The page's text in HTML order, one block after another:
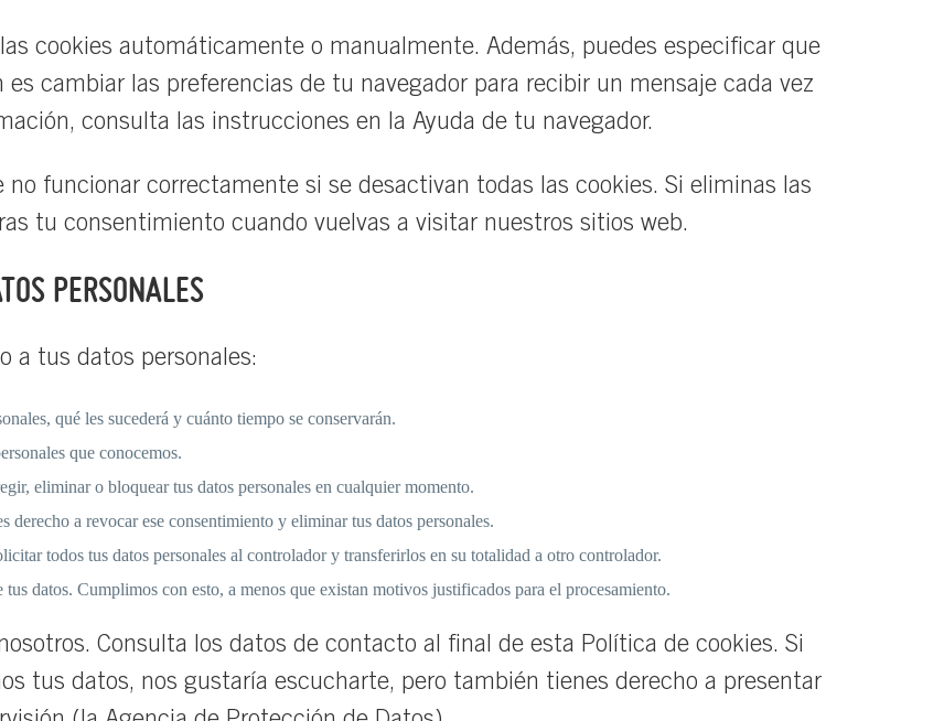
cookies automáticamente o manualmente. Además, puedes especificar que
cambiar las preferencias de tu navegador para recibir un mensaje cada vez
consulta las instrucciones en la Ayuda de tu navegador.
funcionar correctamente si se desactivan todas las cookies. Si eliminas las
tu consentimiento cuando vuelvas a visitar nuestros sitios web.
PERSONALES
a tus datos personales:
qué les sucederá y cuánto tiempo se conservarán.
que conocemos.
eliminar o bloquear tus datos personales en cualquier momento.
derecho a revocar ese consentimiento y eliminar tus datos personales.
todos tus datos personales al controlador y transferirlos en su totalidad a otro controlador.
datos. Cumplimos con esto, a menos que existan motivos justificados para el procesamiento.
Consulta los datos de contacto al final de esta Política de cookies. Si
tus datos, nos gustaría escucharte, pero también tienes derecho a presentar